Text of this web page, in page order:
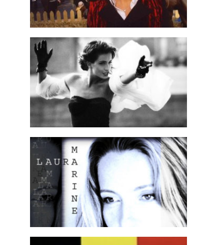
Book 3
Book 2
Book,Presse
Voix off Radio, Tv et Cinéma